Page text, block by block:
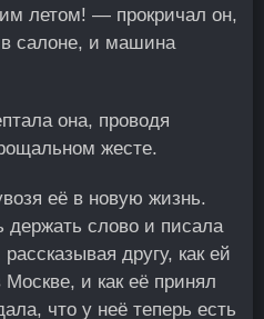
летом! — прокричал он,
в салоне, и машина
она, проводя
жесте.
её в новую жизнь.
держать слово и писала
другу, как ей
и как её принял
что у неё теперь есть